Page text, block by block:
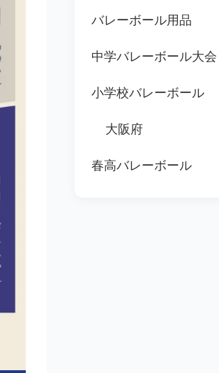
バレーボール用品
中学バレーボール大会
小学校バレーボール
大阪府
春高バレーボール